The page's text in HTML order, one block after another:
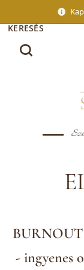
KERESÉS
- ingyenes